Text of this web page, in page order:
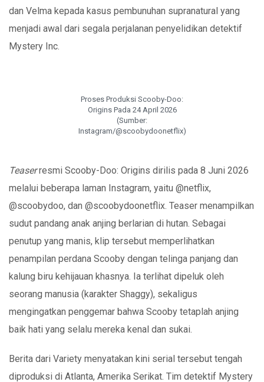
dan Velma kepada kasus pembunuhan supranatural yang
menjadi awal dari segala perjalanan penyelidikan detektif
Mystery Inc.
Proses Produksi Scooby-Doo:
Origins Pada 24 April 2026
(Sumber:
Instagram/@scoobydoonetflix)
Teaserresmi Scooby-Doo: Origins dirilis pada 8 Juni 2026
melalui beberapa laman Instagram, yaitu @netflix,
@scoobydoo, dan @scoobydoonetflix. Teaser menampilkan
sudut pandang anak anjing berlarian di hutan. Sebagai
penutup yang manis, klip tersebut memperlihatkan
penampilan perdana Scooby dengan telinga panjang dan
kalung biru kehijauan khasnya. Ia terlihat dipeluk oleh
seorang manusia (karakter Shaggy), sekaligus
mengingatkan penggemar bahwa Scooby tetaplah anjing
baik hati yang selalu mereka kenal dan sukai.
Berita dari Variety menyatakan kini serial tersebut tengah
diproduksi di Atlanta, Amerika Serikat. Tim detektif Mystery